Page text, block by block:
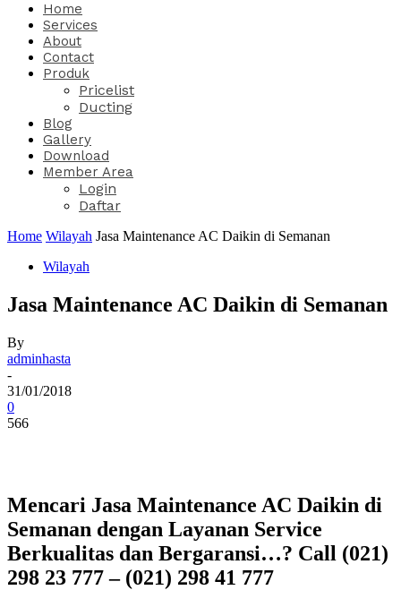
Home
Services
About
Contact
Produk
Pricelist
Ducting
Blog
Gallery
Download
Member Area
Login
Daftar
Home Wilayah Jasa Maintenance AC Daikin di Semanan
Wilayah
Jasa Maintenance AC Daikin di Semanan
By
adminhasta
-
31/01/2018
0
566
Mencari Jasa Maintenance AC Daikin di
Semanan dengan Layanan Service
Berkualitas dan Bergaransi…? Call (021)
298 23 777 – (021) 298 41 777